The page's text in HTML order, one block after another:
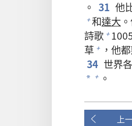
。 31 他
+ 和達大
詩歌 +
草 + ，他
34 世界
* + 。
上